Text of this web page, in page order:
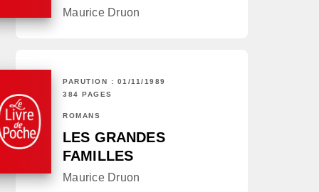
Maurice Druon
PARUTION : 01/11/1989
384 PAGES
ROMANS
LES GRANDES
FAMILLES
Maurice Druon